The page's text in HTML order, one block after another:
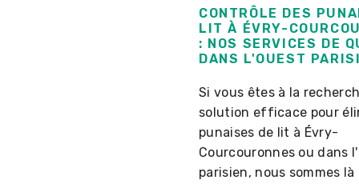
CONTRÔLE DES
LIT À ÉVRY-
: NOS SERVICES DE
DANS L'OUEST
Si vous êtes à la
solution efficace pour
punaises de lit à Évry-
Courcouronnes ou dans
parisien, nous sommes